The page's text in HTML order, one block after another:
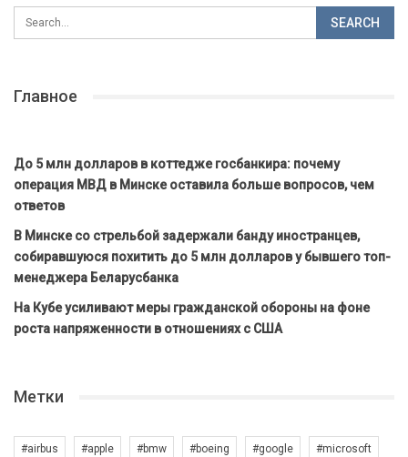
Главное
До 5 млн долларов в коттедже госбанкира: почему
операция МВД в Минске оставила больше вопросов, чем
ответов
В Минске со стрельбой задержали банду иностранцев,
собиравшуюся похитить до 5 млн долларов у бывшего топ-
менеджера Беларусбанка
На Кубе усиливают меры гражданской обороны на фоне
роста напряженности в отношениях с США
Метки
#airbus #apple #bmw #boeing #google #microsoft